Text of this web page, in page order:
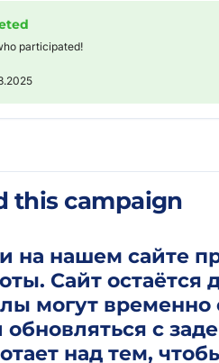
participated!
this campaign
на нашем сайте
Сайт остаётся
могут временно
обновляться с
над тем,